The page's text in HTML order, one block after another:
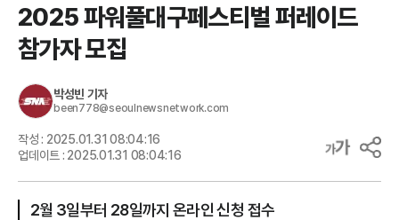
2025 파워풀대구페스티벌 퍼레이드
참가자 모집
박성빈 기자
been778@seoulnewsnetwork.com
작성 : 2025.01.31 08:04:16
업데이트 : 2025.01.31 08:04:16
2월 3일부터 28일까지 온라인 신청 접수